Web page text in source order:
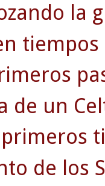
la
de un
primeros
de los